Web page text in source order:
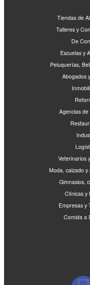
Tiendas de
Talleres y
De
Escuelas y
Peluquerías,
Abogados
Agencias
Veterinarios
Moda, calzado y
Gimnasios,
Clínicas y
Empresas y
Comida a